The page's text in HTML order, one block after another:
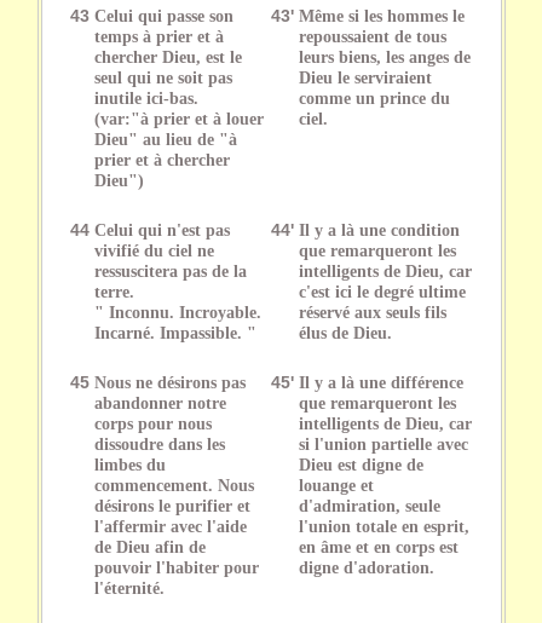
43 Celui qui passe son
temps à prier et à
chercher Dieu, est le
seul qui ne soit pas
inutile ici-bas.
(var:"à prier et à louer
Dieu" au lieu de "à
prier et à chercher
Dieu")
43' Même si les hommes le
repoussaient de tous
leurs biens, les anges de
Dieu le serviraient
comme un prince du
ciel.
44 Celui qui n'est pas
vivifié du ciel ne
ressuscitera pas de la
terre.
" Inconnu. Incroyable.
Incarné. Impassible. "
44' Il y a là une condition
que remarqueront les
intelligents de Dieu, car
c'est ici le degré ultime
réservé aux seuls fils
élus de Dieu.
45 Nous ne désirons pas
abandonner notre
corps pour nous
dissoudre dans les
limbes du
commencement. Nous
désirons le purifier et
l'affermir avec l'aide
de Dieu afin de
pouvoir l'habiter pour
l'éternité.
45' Il y a là une différence
que remarqueront les
intelligents de Dieu, car
si l'union partielle avec
Dieu est digne de
louange et
d'admiration, seule
l'union totale en esprit,
en âme et en corps est
digne d'adoration.